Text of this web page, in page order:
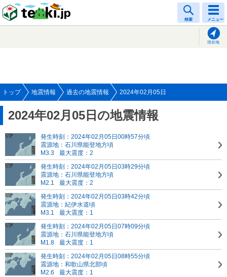
検索 メニュー
現在地
トップ 地震情報 過去の地震情報 2024年02月05日
2024年02月05日の地震情報
発生時刻：2024年02月05日00時57分頃
震源地：石川県能登地方頃
M3.3
最大震度：2
発生時刻：2024年02月05日03時29分頃
震源地：石川県能登地方頃
M2.1
最大震度：2
発生時刻：2024年02月05日03時42分頃
震源地：紀伊水道頃
M3.1
最大震度：1
発生時刻：2024年02月05日07時09分頃
震源地：石川県能登地方頃
M1.8
最大震度：1
発生時刻：2024年02月05日08時55分頃
震源地：和歌山県北部頃
M2.6
最大震度：1